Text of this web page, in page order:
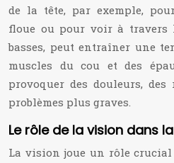
de la tête, par exemple,
floue ou pour voir à travers
basses, peut entraîner une
muscles du cou et des
provoquer des douleurs, des
problèmes plus graves.
Le rôle de la vision dans
La vision joue un rôle